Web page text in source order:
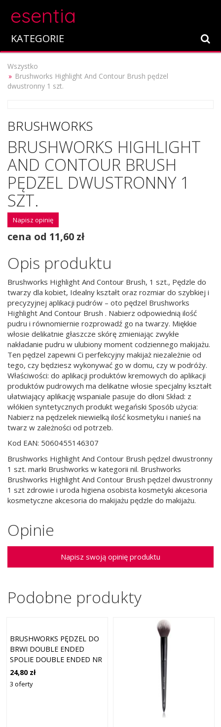
esentia
KATEGORIE
Wszystko
Brushworks Highlight And Contour Brush pędzel
dwustronny 1 szt.
BRUSHWORKS
BRUSHWORKS HIGHLIGHT
AND CONTOUR BRUSH
PĘDZEL DWUSTRONNY 1
SZT.
Napisz opinię
cena od 11,60 zł
Opis produktu
Brushworks Highlight And Contour Brush, 1 szt., Pędzle do
twarzy dla kobiet, Idealny kształt oraz rozmiar do szybkiej i
precyzyjnej aplikacji pudrów – oto pędzel Brushworks
Highlight And Contour Brush . Nabierz odpowiednią ilość
pudru i równomiernie rozprowadź go na twarzy. Miękkie
włosie delikatnie głaszcze skórę zmieniając zwykłe
nakładanie pudru w ulubiony moment codziennego makijażu.
Ten pędzel zapewni Ci perfekcyjny makijaż niezależnie od
tego, czy będziesz wykonywać go w domu, czy w podróży.
Właściwości: do aplikacji produktów kremowych do aplikacji
produktów pudrowych ma delikatne włosie specjalny kształt
ułatwiający aplikację wspaniale pasuje do dłoni Skład: z
włókien syntetycznych produkt wegański Sposób użycia:
Nabierz na pędzelek niewielką ilość kosmetyku i nanieś na
twarz w zależności od potrzeb.
Kod EAN: 5060455146307
Brushworks Highlight And Contour Brush pędzel dwustronny
1 szt. marki Brushworks w kategorii nil. Brushworks
Brushworks Highlight And Contour Brush pędzel dwustronny
1 szt zdrowie i uroda higiena osobista kosmetyki akcesoria
kosmetyczne akcesoria do makijażu pędzle do makijażu.
Opinie
Napisz swoją opinię produktu
Podobne produkty
BRUSHWORKS PĘDZEL DO
BRWI DOUBLE ENDED
SPOLIE DOUBLE ENDED NR
22
24,80 zł
3 oferty